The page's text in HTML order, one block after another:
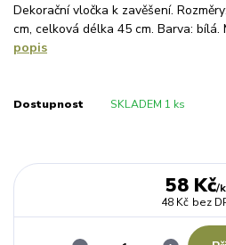
Dekorační vločka k zavěšení.
cm, celková délka 45 cm. Barva:
popis
Dostupnost SKLADEM 1 ks
58 Kč/
48 Kč bez